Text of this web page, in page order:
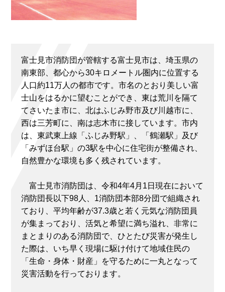
富士見市消防団が管轄する富士見市は、埼玉県の
南東部、都心から30キロメートル圏内に位置する
人口約11万人の都市です。市名のとおり美しい富
士山をはるかに望むことができ、東は荒川を隔て
てさいたま市に、北はふじみ野市及び川越市に、
西は三芳町に、南は志木市に接しています。市内
は、東武東上線「ふじみ野駅」、「鶴瀬駅」及び
「みずほ台駅」の3駅を中心に住宅街が整備され、
自然豊かな環境も多く残されています。
富士見市消防団は、令和4年4月1日現在において
消防団長以下98人、1消防団本部8分団で組織され
ており、平均年齢が37.3歳と若く元気な消防団員
が集まっており、活気と希望に満ち溢れ、非常に
まとまりのある消防団で、ひとたび災害が発生し
た際は、いち早く現場に駆け付けて地域住民の
「生命・身体・財産」を守るために一丸となって
災害活動を行っております。